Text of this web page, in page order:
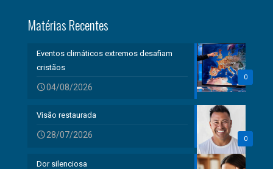
Matérias Recentes
0
Eventos climáticos extremos desafiam
cristãos
04/08/2026
0
Visão restaurada
28/07/2026
Dor silenciosa